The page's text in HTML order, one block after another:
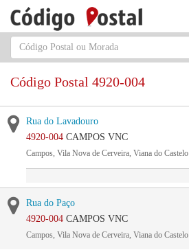
Código Postal 4920-004
Rua do Lavadouro
4920-004 CAMPOS VNC
Campos, Vila Nova de Cerveira, Viana do Castelo
Rua do Paço
4920-004 CAMPOS VNC
Campos, Vila Nova de Cerveira, Viana do Castelo